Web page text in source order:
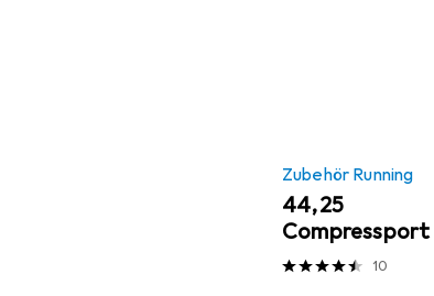
Zubehör Running
EUR
44,25
Compressport
10